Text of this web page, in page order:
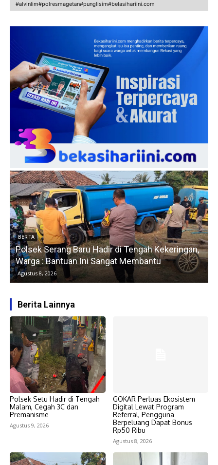
#alvinlim#polresmagetan#punglisim#belasihariini.com
BERITA
Polsek Serang Baru Hadir di Tengah Kekeringan,
Warga : Bantuan Ini Sangat Membantu
Agustus 8, 2026
Berita Lainnya
Polsek Setu Hadir di Tengah
Malam, Cegah 3C dan
Premanisme
Agustus 9, 2026
GOKAR Perluas Ekosistem
Digital Lewat Program
Referral, Pengguna
Berpeluang Dapat Bonus
Rp50 Ribu
Agustus 8, 2026